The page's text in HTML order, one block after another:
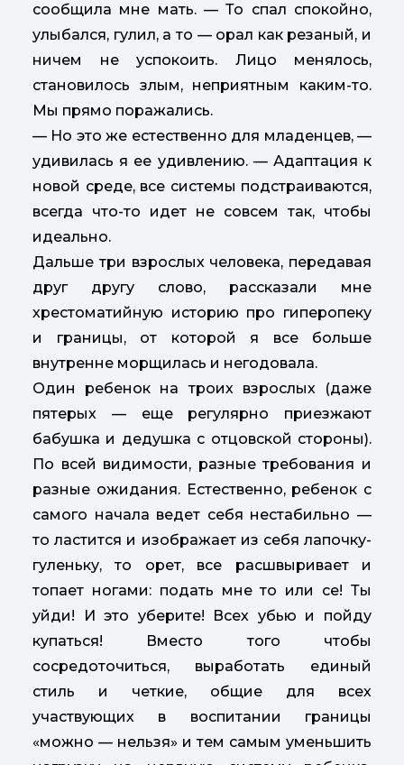
сообщила мне мать. — То спал спокойно,
улыбался, гулил, а то — орал как резаный, и
ничем не успокоить. Лицо менялось,
становилось злым, неприятным каким-то.
Мы прямо поражались.
— Но это же естественно для младенцев, —
удивилась я ее удивлению. — Адаптация к
новой среде, все системы подстраиваются,
всегда что-то идет не совсем так, чтобы
идеально.
Дальше три взрослых человека, передавая
друг другу слово, рассказали мне
хрестоматийную историю про гиперопеку
и границы, от которой я все больше
внутренне морщилась и негодовала.
Один ребенок на троих взрослых (даже
пятерых — еще регулярно приезжают
бабушка и дедушка с отцовской стороны).
По всей видимости, разные требования и
разные ожидания. Естественно, ребенок с
самого начала ведет себя нестабильно —
то ластится и изображает из себя лапочку-
гуленьку, то орет, все расшвыривает и
топает ногами: подать мне то или се! Ты
уйди! И это уберите! Всех убью и пойду
купаться! Вместо того чтобы
сосредоточиться, выработать единый
стиль и четкие, общие для всех
участвующих в воспитании границы
«можно — нельзя» и тем самым уменьшить